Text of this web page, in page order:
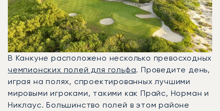
В Канкуне расположено несколько превосходных
чемпионских полей для гольфа. Проведите день,
играя на полях, спроектированных лучшими
мировыми игроками, такими как Прайс, Норман и
Никлаус. Большинство полей в этом районе